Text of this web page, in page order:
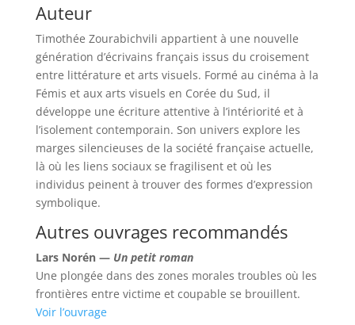
Auteur
Timothée Zourabichvili appartient à une nouvelle
génération d’écrivains français issus du croisement
entre littérature et arts visuels. Formé au cinéma à la
Fémis et aux arts visuels en Corée du Sud, il
développe une écriture attentive à l’intériorité et à
l’isolement contemporain. Son univers explore les
marges silencieuses de la société française actuelle,
là où les liens sociaux se fragilisent et où les
individus peinent à trouver des formes d’expression
symbolique.
Autres ouvrages recommandés
Lars Norén — Un petit roman
Une plongée dans des zones morales troubles où les
frontières entre victime et coupable se brouillent.
Voir l’ouvrage